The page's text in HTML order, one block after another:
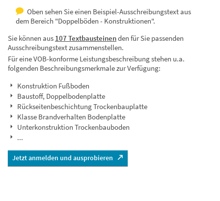
Oben sehen Sie einen Beispiel-Ausschreibungstext aus
dem Bereich "Doppelböden - Konstruktionen".
Sie können aus 107 Textbausteinenden für Sie passenden
Ausschreibungstext zusammenstellen.
Für eine VOB-konforme Leistungsbeschreibung stehen u.a.
folgenden Beschreibungsmerkmale zur Verfügung:
Konstruktion Fußboden
Baustoff, Doppelbodenplatte
Rückseitenbeschichtung Trockenbauplatte
Klasse Brandverhalten Bodenplatte
Unterkonstruktion Trockenbauboden
...
Jetzt anmelden und ausprobieren